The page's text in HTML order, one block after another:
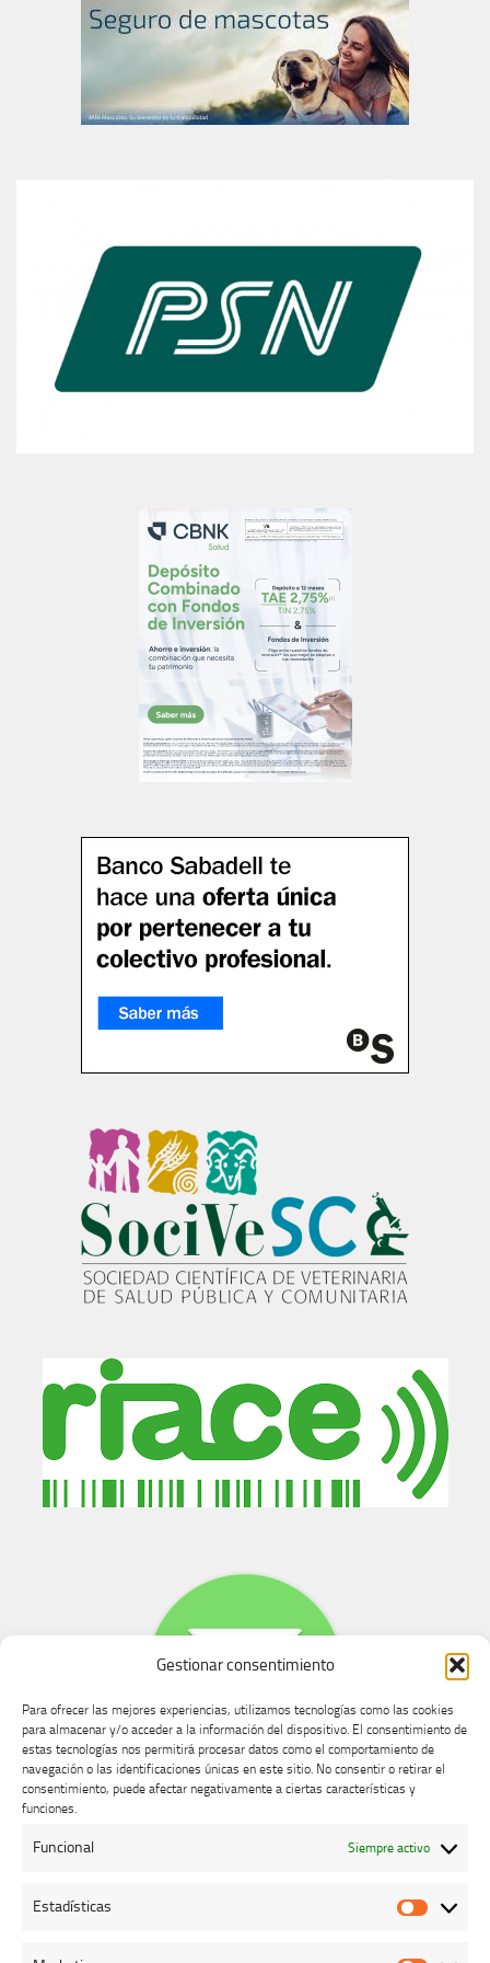
Gestionar consentimiento
Para ofrecer las mejores experiencias, utilizamos tecnologías como las cookies
para almacenar y/o acceder a la información del dispositivo. El consentimiento de
estas tecnologías nos permitirá procesar datos como el comportamiento de
navegación o las identificaciones únicas en este sitio. No consentir o retirar el
consentimiento, puede afectar negativamente a ciertas características y
funciones.
Funcional Siempre activo
Estadísticas
Buzón de dudas, quejas y sugerencias